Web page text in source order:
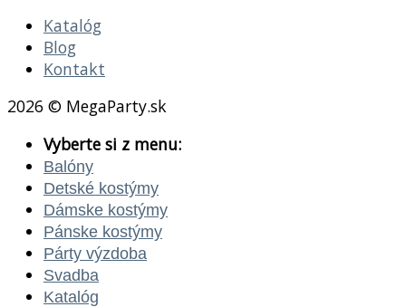
Katalóg
Blog
Kontakt
2026 © MegaParty.sk
Vyberte si z menu:
Balóny
Detské kostýmy
Dámske kostýmy
Pánske kostýmy
Párty výzdoba
Svadba
Katalóg